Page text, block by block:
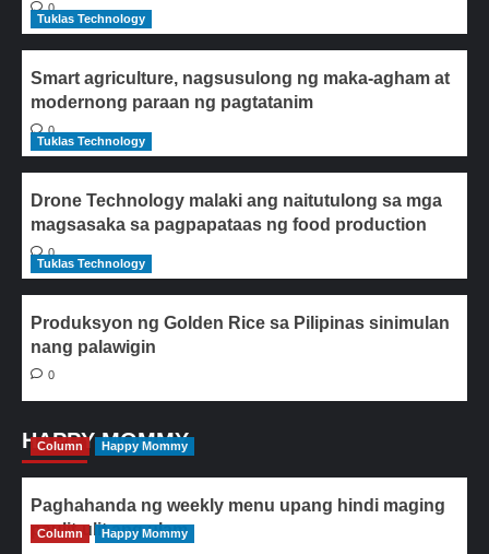
0
Tuklas Technology
Smart agriculture, nagsusulong ng maka-agham at
modernong paraan ng pagtatanim
0
Tuklas Technology
Drone Technology malaki ang naitutulong sa mga
magsasaka sa pagpapataas ng food production
0
Tuklas Technology
Produksyon ng Golden Rice sa Pilipinas sinimulan
nang palawigin
0
HAPPY MOMMY
Column Happy Mommy
Paghahanda ng weekly menu upang hindi maging
paulit-ulit ang ulam
Column Happy Mommy